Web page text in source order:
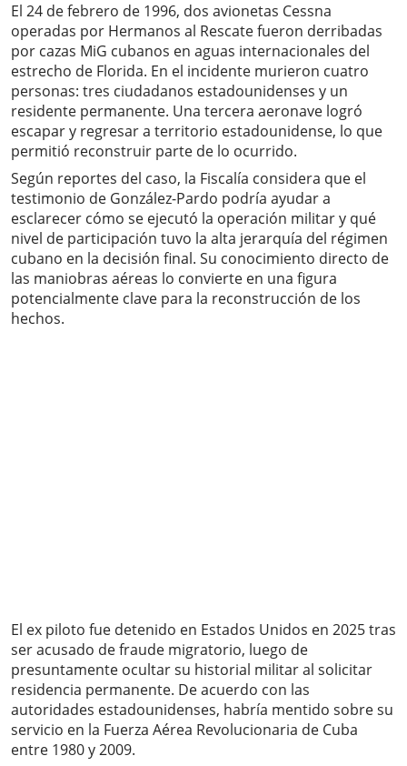
El 24 de febrero de 1996, dos avionetas Cessna
operadas por Hermanos al Rescate fueron derribadas
por cazas MiG cubanos en aguas internacionales del
estrecho de Florida. En el incidente murieron cuatro
personas: tres ciudadanos estadounidenses y un
residente permanente. Una tercera aeronave logró
escapar y regresar a territorio estadounidense, lo que
permitió reconstruir parte de lo ocurrido.
Según reportes del caso, la Fiscalía considera que el
testimonio de González-Pardo podría ayudar a
esclarecer cómo se ejecutó la operación militar y qué
nivel de participación tuvo la alta jerarquía del régimen
cubano en la decisión final. Su conocimiento directo de
las maniobras aéreas lo convierte en una figura
potencialmente clave para la reconstrucción de los
hechos.
El ex piloto fue detenido en Estados Unidos en 2025 tras
ser acusado de fraude migratorio, luego de
presuntamente ocultar su historial militar al solicitar
residencia permanente. De acuerdo con las
autoridades estadounidenses, habría mentido sobre su
servicio en la Fuerza Aérea Revolucionaria de Cuba
entre 1980 y 2009.